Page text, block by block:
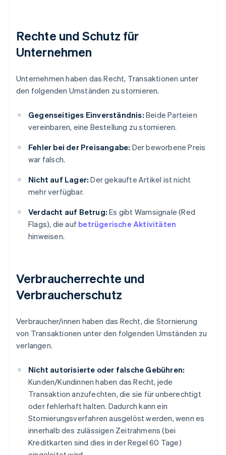
Rechte und Schutz für
Unternehmen
Unternehmen haben das Recht, Transaktionen unter
den folgenden Umständen zu stornieren.
Gegenseitiges Einverständnis: Beide Parteien
vereinbaren, eine Bestellung zu stornieren.
Fehler bei der Preisangabe: Der beworbene Preis
war falsch.
Nicht auf Lager: Der gekaufte Artikel ist nicht
mehr verfügbar.
Verdacht auf Betrug: Es gibt Warnsignale (Red
Flags), die auf betrügerische Aktivitäten
hinweisen.
Verbraucherrechte und
Verbraucherschutz
Verbraucher/innen haben das Recht, die Stornierung
von Transaktionen unter den folgenden Umständen zu
verlangen.
Nicht autorisierte oder falsche Gebühren:
Kunden/Kundinnen haben das Recht, jede
Transaktion anzufechten, die sie für unberechtigt
oder fehlerhaft halten. Dadurch kann ein
Stornierungsverfahren ausgelöst werden, wenn es
innerhalb des zulässigen Zeitrahmens (bei
Kreditkarten sind dies in der Regel 60 Tage)